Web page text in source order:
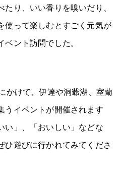
り、いい香りを嗅いだり、
使って楽しむとすごく元気が
ント訪問でした。
かけて、伊達や洞爺湖、室蘭
うイベントが開催されます
い」、「おいしい」などな
遊びに行かれてみてくださ